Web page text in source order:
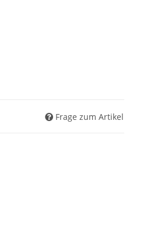
Frage zum Artikel